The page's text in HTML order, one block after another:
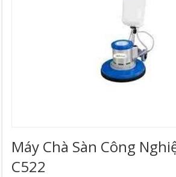
Máy Chà Sàn Công
C522